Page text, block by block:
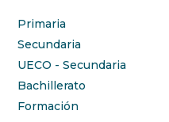
Primaria
Secundaria
UECO - Secundaria
Bachillerato
Formación